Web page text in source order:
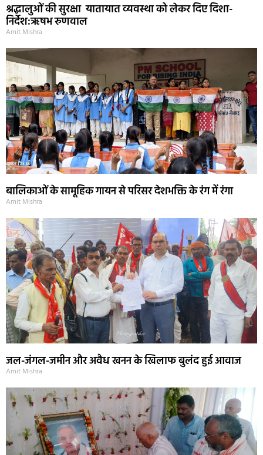
श्रद्धालुओं की सुरक्षा यातायात व्यवस्था को लेकर दिए दिशा-
निर्देश:ऋषभ रुणवाल
Amit Mishra
बालिकाओं के सामूहिक गायन से परिसर देशभक्ति के रंग में रंगा
Amit Mishra
जल-जंगल-जमीन और अवैध खनन के खिलाफ बुलंद हुई आवाज
Amit Mishra